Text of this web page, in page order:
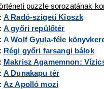
puzzle sorozatának
A Radó-szigeti Kioszk
A győri repülőtér
A Wolf Gyula-féle
Régi győri farsangi bálok
Makrisz Agamemnon:
A Dunakapu tér
Az Apolló mozi